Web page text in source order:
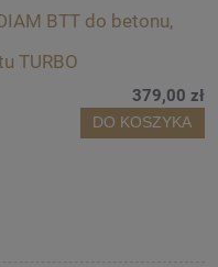
BTT do betonu,
TURBO
379,00 zł
DO KOSZYKA